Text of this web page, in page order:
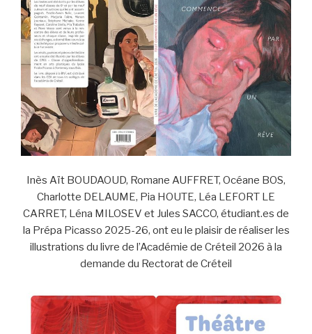
Inès Aït BOUDAOUD, Romane AUFFRET, Océane BOS,
Charlotte DELAUME, Pia HOUTE, Léa LEFORT LE
CARRET, Léna MILOSEV et Jules SACCO, étudiant.es de
la Prépa Picasso 2025-26, ont eu le plaisir de réaliser les
illustrations du livre de l’Académie de Créteil 2026 à la
demande du Rectorat de Créteil